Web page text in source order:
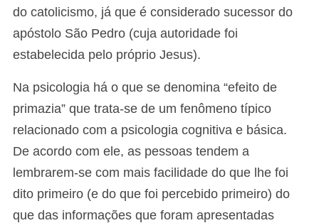
do catolicismo, já que é considerado sucessor do
apóstolo São Pedro (cuja autoridade foi
estabelecida pelo próprio Jesus).
Na psicologia há o que se denomina “efeito de
primazia” que trata-se de um fenômeno típico
relacionado com a psicologia cognitiva e básica.
De acordo com ele, as pessoas tendem a
lembrarem-se com mais facilidade do que lhe foi
dito primeiro (e do que foi percebido primeiro) do
que das informações que foram apresentadas